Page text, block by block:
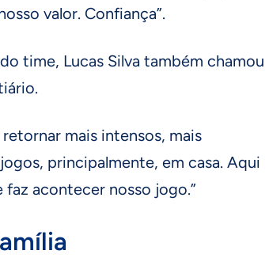
valor. Confiança”.
time, Lucas Silva também chamou
retornar mais intensos, mais
principalmente, em casa. Aqui
acontecer nosso jogo.”